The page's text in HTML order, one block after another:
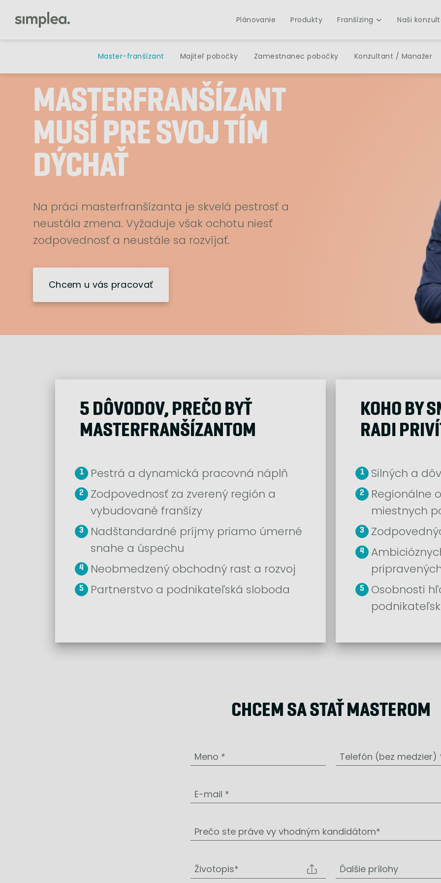
Plánovanie Produkty Franšízing Naši
Master-franšízant Majiteľ pobočky Zamestnanec pobočky Konzultant / Manažer
MASTERFRANŠÍZANT
MUSÍ PRE SVOJ TÍM
DÝCHAŤ
Na práci masterfranšízanta je skvelá pestrosť a
neustála zmena. Vyžaduje však ochotu niesť
zodpovednosť a neustále sa rozvíjať.
Chcem u vás pracovať
MICHAL KREJČÍ
5 DÔVODOV, PREČO BYŤ
MASTERFRANŠÍZANTOM
Pestrá a dynamická pracovná náplň
Zodpovednosť za zverený región a
vybudované franšízy
Nadštandardné príjmy priamo úmerné
snahe a úspechu
Neobmedzený obchodný rast a rozvoj
Partnerstvo a podnikateľská sloboda
KOHO BY
RADI
Silných a
Regionálne
miestnych
Osobnosti
CHCEM SA STAŤ MASTEROM
Meno * Telefón (bez medzier)
E-mail *
Prečo ste práve vy vhodným kandidátom*
Životopis* Ďalšie prílohy